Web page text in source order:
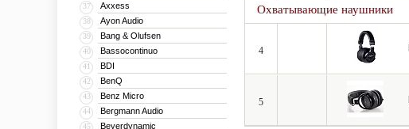
37 Axxess
38 Ayon Audio
39 Bang & Olufsen
40 Bassocontinuo
41 BDI
42 BenQ
43 Benz Micro
44 Bergmann Audio
45 Beyerdynamic
Охватывающие наушники
4
5